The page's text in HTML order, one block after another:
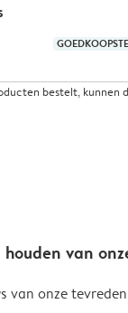
GOEDKOOPSTE
bestelt, kunnen
van
van onze